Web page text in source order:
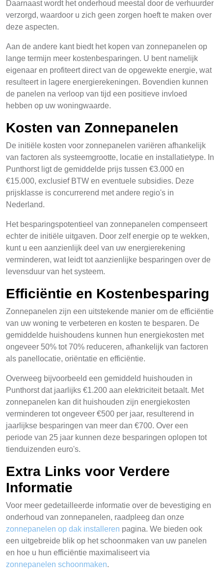
Daarnaast wordt het onderhoud meestal door de verhuurder
verzorgd, waardoor u zich geen zorgen hoeft te maken over
deze aspecten.
Aan de andere kant biedt het kopen van zonnepanelen op
lange termijn meer kostenbesparingen. U bent namelijk
eigenaar en profiteert direct van de opgewekte energie, wat
resulteert in lagere energierekeningen. Bovendien kunnen
de panelen na verloop van tijd een positieve invloed
hebben op uw woningwaarde.
Kosten van Zonnepanelen
De initiële kosten voor zonnepanelen variëren afhankelijk
van factoren als systeemgrootte, locatie en installatietype. In
Punthorst ligt de gemiddelde prijs tussen €3.000 en
€15.000, exclusief BTW en eventuele subsidies. Deze
prijsklasse is concurrerend met andere regio's in
Nederland.
Het besparingspotentieel van zonnepanelen compenseert
echter de initiële uitgaven. Door zelf energie op te wekken,
kunt u een aanzienlijk deel van uw energierekening
verminderen, wat leidt tot aanzienlijke besparingen over de
levensduur van het systeem.
Efficiëntie en Kostenbesparing
Zonnepanelen zijn een uitstekende manier om de efficiëntie
van uw woning te verbeteren en kosten te besparen. De
gemiddelde huishoudens kunnen hun energiekosten met
ongeveer 50% tot 70% reduceren, afhankelijk van factoren
als panellocatie, oriëntatie en efficiëntie.
Overweeg bijvoorbeeld een gemiddeld huishouden in
Punthorst dat jaarlijks €1.200 aan elektriciteit betaalt. Met
zonnepanelen kan dit huishouden zijn energiekosten
verminderen tot ongeveer €500 per jaar, resulterend in
jaarlijkse besparingen van meer dan €700. Over een
periode van 25 jaar kunnen deze besparingen oplopen tot
tienduizenden euro's.
Extra Links voor Verdere
Informatie
Voor meer gedetailleerde informatie over de bevestiging en
onderhoud van zonnepanelen, raadpleeg dan onze
zonnepanelen op dak installeren pagina. We bieden ook
een uitgebreide blik op het schoonmaken van uw panelen
en hoe u hun efficiëntie maximaliseert via
zonnepanelen schoonmaken.